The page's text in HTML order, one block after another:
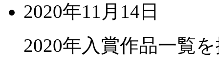
2020年11月14日
2020年入賞作品一覧